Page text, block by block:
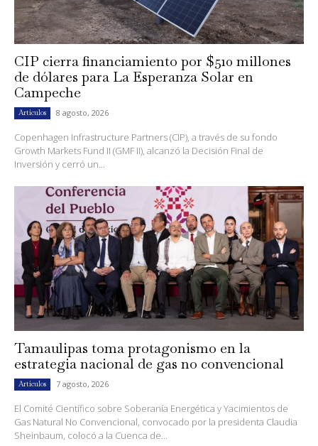
CIP cierra financiamiento por $510 millones
de dólares para La Esperanza Solar en
Campeche
Artículos 8 agosto, 2026
Copenhagen Infrastructure Partners (CIP), a través de su fondo
Growth Markets Fund II (GMF II), alcanzó la Decisión Final de
Inversión y cerró un...
Tamaulipas toma protagonismo en la
estrategia nacional de gas no convencional
Artículos 7 agosto, 2026
El Comité Científico sobre Soberanía Energética y Yacimientos de
Gas Natural No Convencional, convocado por la presidenta Claudia
Sheinbaum, colocó a la Cuenca de...